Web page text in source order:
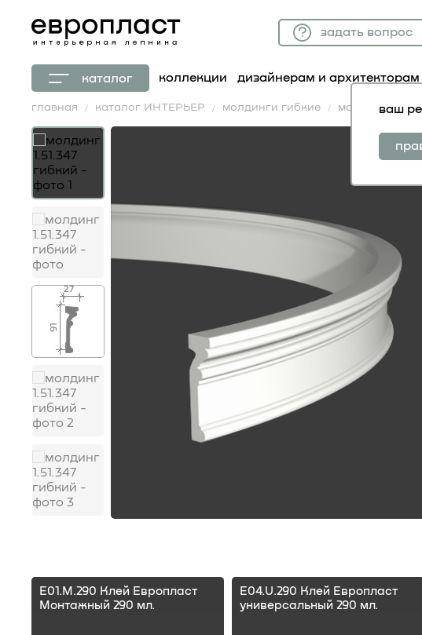
задать вопрос
каталог коллекции дизайнерам и архитекторам
ваш
главная каталог ИНТЕРЬЕР молдинги гибкие молдинг
27
91
E01.M.290 Клей Европласт
Монтажный 290 мл.
E04.U.290 Клей Европласт
универсальный 290 мл.